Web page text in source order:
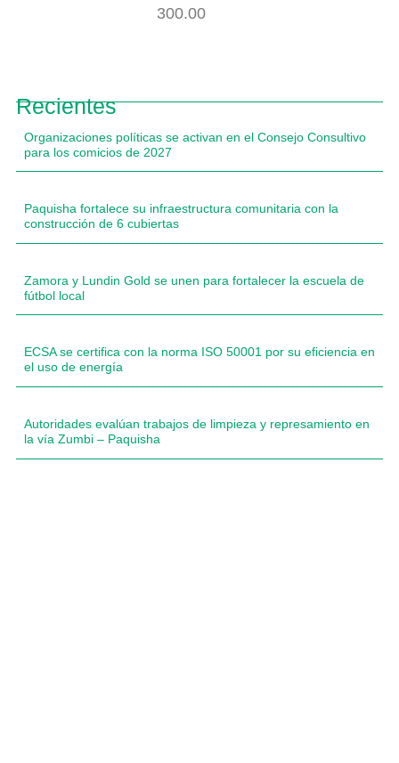
300.00
Recientes
Organizaciones políticas se activan en el Consejo Consultivo
para los comicios de 2027
Paquisha fortalece su infraestructura comunitaria con la
construcción de 6 cubiertas
Zamora y Lundin Gold se unen para fortalecer la escuela de
fútbol local
ECSA se certifica con la norma ISO 50001 por su eficiencia en
el uso de energía
Autoridades evalúan trabajos de limpieza y represamiento en
la vía Zumbi – Paquisha